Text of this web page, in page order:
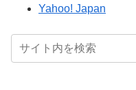
Yahoo! Japan